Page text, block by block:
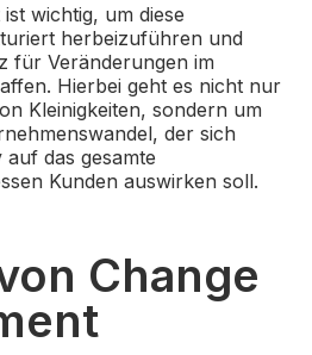
wichtig, um diese
herbeizuführen und
für Veränderungen im
Hierbei geht es nicht nur
Kleinigkeiten, sondern um
der sich
das gesamte
Kunden auswirken soll.
Change